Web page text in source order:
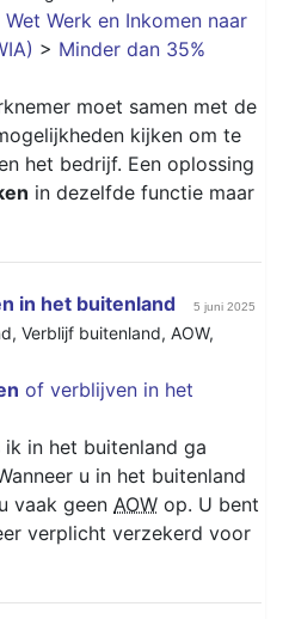
Wet Werk en Inkomen naar
> Minder dan 35%
moet samen met de
kijken om te
het bedrijf. Een oplossing
in dezelfde functie maar
in het buitenland 5 juni 2025
, Verblijf buitenland, AOW,
of verblijven in het
ik in het buitenland ga
u in het buitenland
vaak geen AOW op. U bent
verplicht verzekerd voor